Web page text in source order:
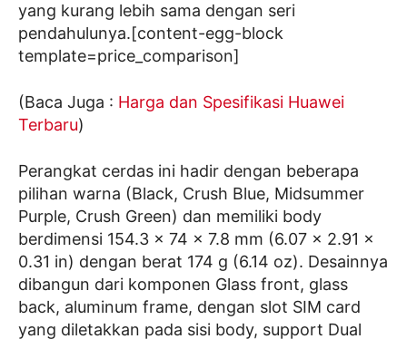
yang kurang lebih sama dengan seri
pendahulunya.[content-egg-block
template=price_comparison]
(Baca Juga : Harga dan Spesifikasi Huawei
Terbaru)
Perangkat cerdas ini hadir dengan beberapa
pilihan warna (Black, Crush Blue, Midsummer
Purple, Crush Green) dan memiliki body
berdimensi 154.3 x 74 x 7.8 mm (6.07 x 2.91 x
0.31 in) dengan berat 174 g (6.14 oz). Desainnya
dibangun dari komponen Glass front, glass
back, aluminum frame, dengan slot SIM card
yang diletakkan pada sisi body, support Dual